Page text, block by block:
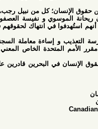
كل من نبيل رجب، و زينب عبد
و نفيسة العصفور، و إسقاط
انتهاك لحقوقهم في حرية
إساءة معاملة السجناء في
الخاص المعني بالتعذيب،
البحرين قادرين على القيام